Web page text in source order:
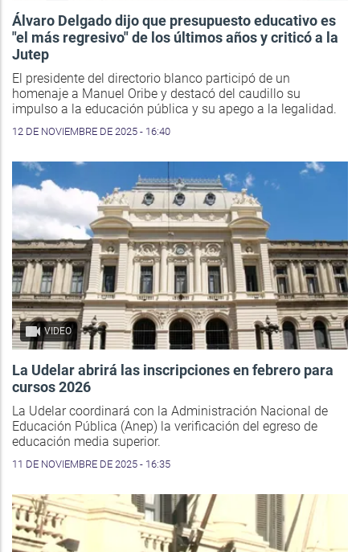
Álvaro Delgado dijo que presupuesto educativo es
"el más regresivo" de los últimos años y criticó a la
Jutep
El presidente del directorio blanco participó de un
homenaje a Manuel Oribe y destacó del caudillo su
impulso a la educación pública y su apego a la legalidad.
12 DE NOVIEMBRE DE 2025 - 16:40
VIDEO
La Udelar abrirá las inscripciones en febrero para
cursos 2026
La Udelar coordinará con la Administración Nacional de
Educación Pública (Anep) la verificación del egreso de
educación media superior.
11 DE NOVIEMBRE DE 2025 - 16:35